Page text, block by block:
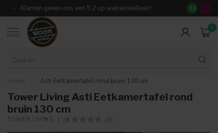
Klanten geven ons een 9,2 op webwinkelkeur! Meer dan
9.2
MENU
0
Home Asti Eetkamertafel rond bruin 130 cm
Tower Living Asti Eetkamertafel rond
bruin 130 cm
TOWER LIVING (0)